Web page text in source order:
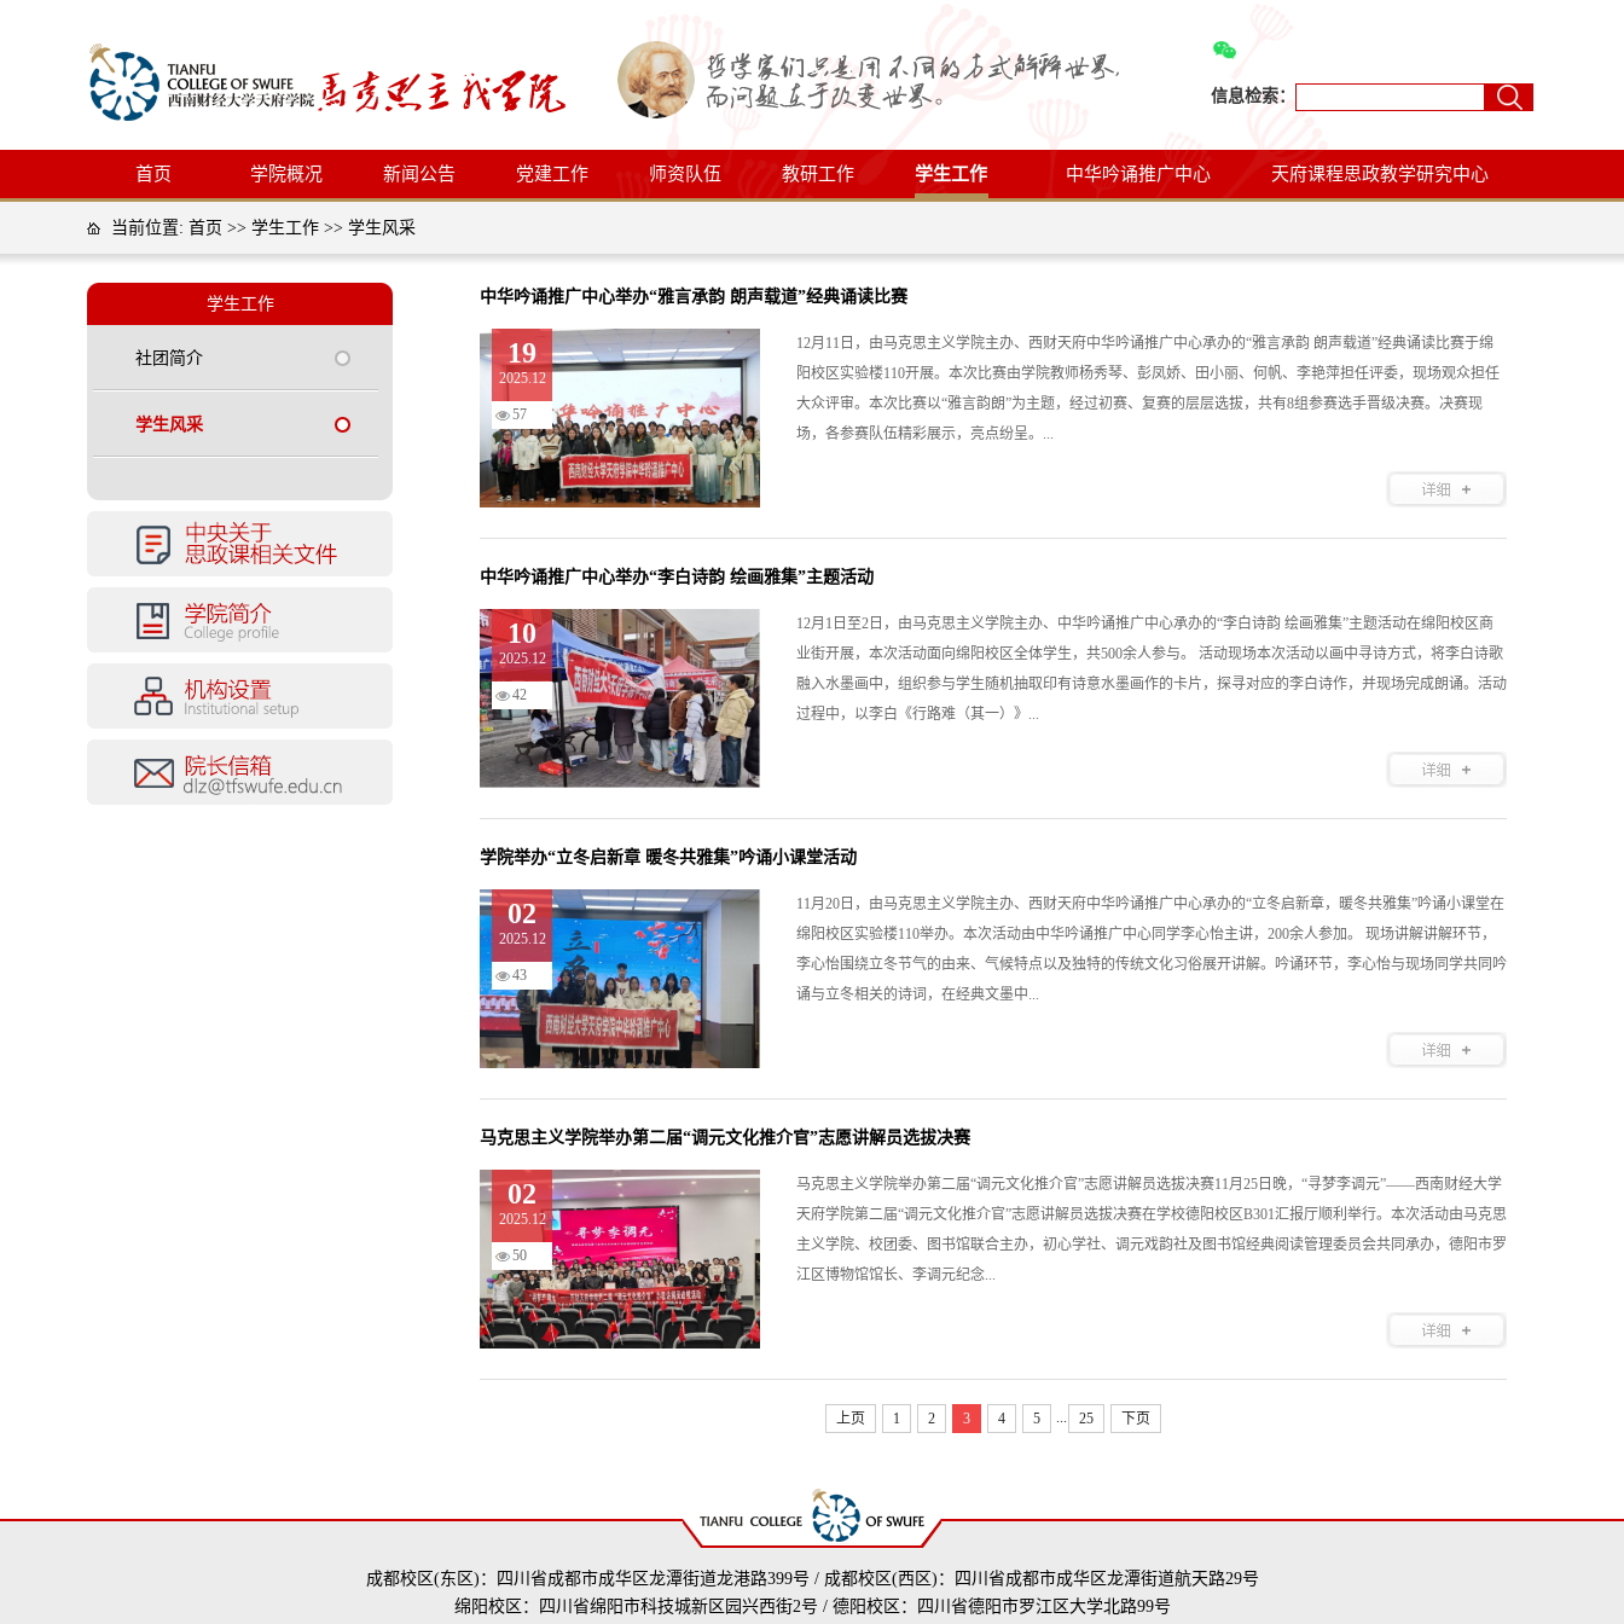
信息检索：
首页 学院概况 新闻公告 党建工作 师资队伍 教研工作 学生工作 中华吟诵推广中心 天府课程思政教学研究中心
当前位置: 首页 >> 学生工作 >> 学生风采
学生工作
社团简介
学生风采
中华吟诵推广中心举办“雅言承韵 朗声载道”经典诵读比赛
19
2025.12
57
12月11日，由马克思主义学院主办、西财天府中华吟诵推广中心承办的“雅言承韵 朗声载道”经典诵读比赛于绵
阳校区实验楼110开展。本次比赛由学院教师杨秀琴、彭凤娇、田小丽、何帆、李艳萍担任评委，现场观众担任
大众评审。本次比赛以“雅言韵朗”为主题，经过初赛、复赛的层层选拔，共有8组参赛选手晋级决赛。决赛现
场，各参赛队伍精彩展示，亮点纷呈。...
中华吟诵推广中心举办“李白诗韵 绘画雅集”主题活动
10
2025.12
42
12月1日至2日，由马克思主义学院主办、中华吟诵推广中心承办的“李白诗韵 绘画雅集”主题活动在绵阳校区商
业街开展，本次活动面向绵阳校区全体学生，共500余人参与。 活动现场本次活动以画中寻诗方式，将李白诗歌
融入水墨画中，组织参与学生随机抽取印有诗意水墨画作的卡片，探寻对应的李白诗作，并现场完成朗诵。活动
过程中，以李白《行路难（其一）》...
学院举办“立冬启新章 暖冬共雅集”吟诵小课堂活动
02
2025.12
43
11月20日，由马克思主义学院主办、西财天府中华吟诵推广中心承办的“立冬启新章，暖冬共雅集”吟诵小课堂在
绵阳校区实验楼110举办。本次活动由中华吟诵推广中心同学李心怡主讲，200余人参加。 现场讲解讲解环节，
李心怡围绕立冬节气的由来、气候特点以及独特的传统文化习俗展开讲解。吟诵环节，李心怡与现场同学共同吟
诵与立冬相关的诗词，在经典文墨中...
马克思主义学院举办第二届“调元文化推介官”志愿讲解员选拔决赛
02
2025.12
50
马克思主义学院举办第二届“调元文化推介官”志愿讲解员选拔决赛11月25日晚，“寻梦李调元”——西南财经大学
天府学院第二届“调元文化推介官”志愿讲解员选拔决赛在学校德阳校区B301汇报厅顺利举行。本次活动由马克思
主义学院、校团委、图书馆联合主办，初心学社、调元戏韵社及图书馆经典阅读管理委员会共同承办，德阳市罗
江区博物馆馆长、李调元纪念...
上页 1 2 3 4 5 25 下页
成都校区(东区)：四川省成都市成华区龙潭街道龙港路399号 / 成都校区(西区)：四川省成都市成华区龙潭街道航天路29号
绵阳校区：四川省绵阳市科技城新区园兴西街2号 / 德阳校区：四川省德阳市罗江区大学北路99号